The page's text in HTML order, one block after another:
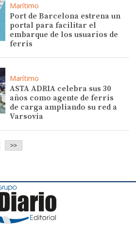
Marítimo
Port de Barcelona estrena un
portal para facilitar el
embarque de los usuarios de
ferris
Marítimo
ASTA ADRIA celebra sus 30
años como agente de ferris
de carga ampliando su red a
Varsovia
>>